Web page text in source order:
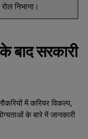
निभाना।
बाद सरकारी
में करियर विकल्प,
के बारे में जानकारी